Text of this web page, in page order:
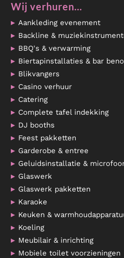
Wij verhuren…
Aankleding evenement
Backline &
BBQ's & verwarming
Biertapinstallaties & bar
Blikvangers
Casino verhuur
Catering
Complete tafel indekking
DJ booths
Feest pakketten
Garderobe & entree
Geluidsinstallatie &
Glaswerk
Glaswerk pakketten
Karaoke
Keuken &
Koeling
Meubilair & inrichting
Mobiele toilet voorzieningen